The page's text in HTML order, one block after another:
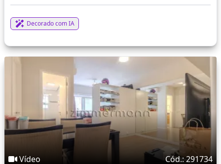
Decorado com IA
Vídeo Cód.: 291734